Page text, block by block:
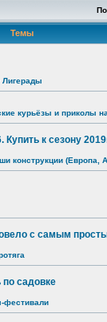
Темы
Лигерады
курьёзы и приколы
к сезону
конструкции (Европа,
с самым
по садовке
фестивали